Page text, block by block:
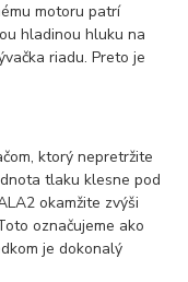
motoru patrí
hladinou hluku na
riadu. Preto je
ktorý nepretržite
tlaku klesne pod
okamžite zvýši
označujeme ako
je dokonalý